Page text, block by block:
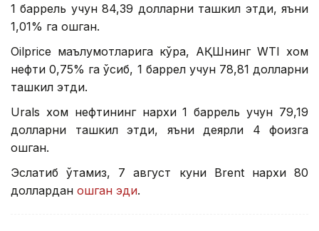
1 баррель учун 84,39 долларни ташкил этди, яъни
1,01% га ошган.
Oilprice маълумотларига кўра, АҚШнинг WТI хом
нефти 0,75% га ўсиб, 1 баррел учун 78,81 долларни
ташкил этди.
Urals хом нефтининг нархи 1 баррель учун 79,19
долларни ташкил этди, яъни деярли 4 фоизга
ошган.
Эслатиб ўтамиз, 7 август куни Brent нархи 80
доллардан ошган эди.